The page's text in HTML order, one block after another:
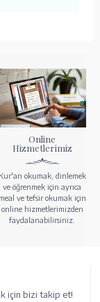
Online
Hizmetlerimiz
Kur'an okumak, dinlemek
ve öğrenmek için ayrıca
meal ve tefsir okumak için
online hizmetlerimizden
faydalanabilirsiniz.
için bizi takip et!